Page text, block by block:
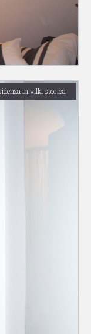
in villa storica